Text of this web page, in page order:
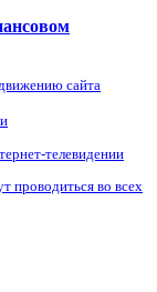
сайта
телевидении
проводиться во всех